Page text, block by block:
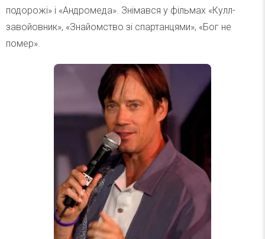
подорожі» і «Андромеда». Знімався у фільмах «Кулл-
завойовник», «Знайомство зі спартанцями», «Бог не
помер».